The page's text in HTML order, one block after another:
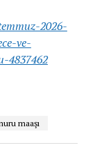
2026-
ve-
4837462
maaşı